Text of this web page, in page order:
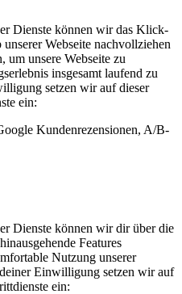
Dienste können wir das Klick-
Webseite nachvollziehen
um unsere Webseite zu
insgesamt laufend zu
setzen wir auf dieser
ein:
Kundenrezensionen, A/B-
Dienste können wir dir über die
Features
Nutzung unserer
Einwilligung setzen wir auf
ein: